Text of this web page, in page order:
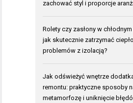
zachować styl i proporcje
Rolety czy zasłony w
jak skutecznie zatrzymać
problemów z izolacją?
Jak odświeżyć wnętrze
remontu: praktyczne sposoby
metamorfozę i uniknięcie